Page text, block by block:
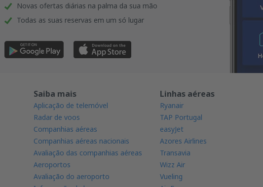
Novas ofertas diárias na palma da sua mão
Todas as suas reservas em um só lugar
Saiba mais
Aplicação de telemóvel
Radar de voos
Companhias aéreas
Companhias aéreas nacionais
Avaliação das companhias aéreas
Aeroportos
Avaliação do aeroporto
Linhas aéreas
Ryanair
TAP Portugal
easyJet
Azores Airlines
Transavia
Wizz Air
Vueling